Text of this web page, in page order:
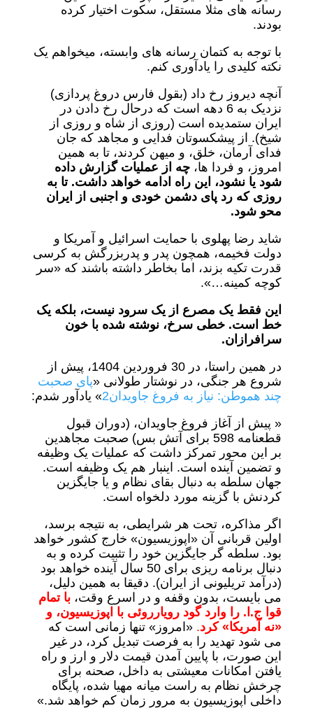
رسانه های مثلا مستقل، سکوت اختیار کرده
بودند.
با توجه به کتمان رسانه های وابسته، میخواهم یک
نکته کلیدی را یادآوری کنم.
آنچه دیروز رخ داد (بقول فارس دروغ پردازی)
نزدیک به 6 دهه است که درحال رخ دادن در
ایران ستمدیده است (روزی از شاه و روزی از
شیخ). از پیشکسوتان فدایی و مجاهد که جان
فدای آرمان، خلق، و میهن کردند، تا به همین
امروز، و فردا ها، چه از عملیات گزارش داده
شود یا نشود، این راه ادامه خواهد داشت. تا به
روزی که رد پای دشمن خودی و اجنبی از ایران
محو شود.
شاید رضا پهلوی با حمایت اسرائیل و آمریکا و
دولت فخیمه، همچون پدر و پدربزرگش به کرسی
قدرت تکیه بزند، اما بخاطر داشته باشند که «سر
کوچه کمینه…».
این فقط یک مصرع از یک سرود نیست، بلکه یک
خط است. خطی سرخ، نوشته شده با خون
سرافرازان.
در همین راستا، در 30 فروردین 1404، پیش از
شروع هر جنگی، در نوشتار طولانی «پای صحبت
چند هموطن: نیاز به فروغ جاویدان2 » یادآور شدم:
« پیش از آغاز فروغ جاویدان، (دوران قبول
قطعنامه 598 برای آتش بس) صحبت مجاهدین
بر این محور تمرکز داشت که عملیات یک وظیفه
و تضمین آینده است. اینبار هم یک وظیفه است.
جهان سلطه به دنبال بقای نظام و یا جایگزین
کردنش با گزینه مورد دلخواه است.
اگر مذاکره، تحت هر شرایطی، به نتیجه برسد،
اولین قربانی آن «اپوزیسیون» خارج کشور خواهد
بود. سلطه گر جایگزین خود را تثبیت کرده و به
دنبال برنامه ریزی برای 50 سال آینده خواهد بود
(درآمد تریلیونی از ایران). دقیقا به همین دلیل،
می بایست، بدون وقفه و در اسرع وقت، با تمام
قوا ج.ا. را وارد گود رویارروئی با اپوزیسیون، و
«نه آمریکا» کرد. «امروز» تنها زمانی است که
می شود تهدید را به فرصت تبدیل کرد، در غیر
این صورت، با پایین آمدن قیمت دلار و ارز و راه
یافتن امکانات معیشتی به داخل، صحنه برای
چرخش نظام به راست میانه مهیا شده، پایگاه
داخلی اپوزیسیون به مرور زمان کم خواهد شد.»